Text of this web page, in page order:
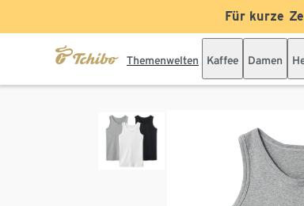
Für kurze
Themenwelten Kaffee Damen